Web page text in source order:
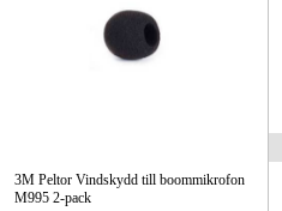
3M Peltor Vindskydd till boommikrofon
M995 2-pack